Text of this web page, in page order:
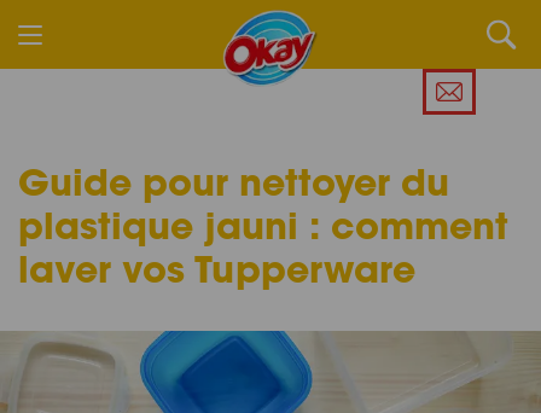
Guide pour nettoyer du
plastique jauni : comment
laver vos Tupperware